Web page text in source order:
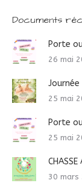
Documents
Porte
26 mai
25 mai
Porte
25 mai
CHASSE
30 mars